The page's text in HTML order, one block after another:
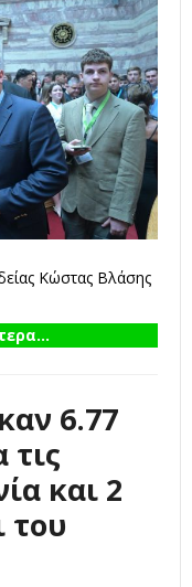
Κώστας Βλάσης
6.77
τις
και 2
του